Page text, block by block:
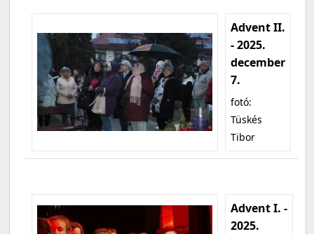
Advent II.
- 2025.
december
7.
fotó:
Tüskés
Tibor
Advent I. -
2025.